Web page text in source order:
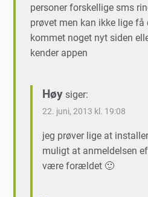
personer forskellige sms
prøvet men kan ikke lige få
kommet noget nyt siden
kender appen
Høy siger:
22. juni, 2013 kl. 19:08
jeg prøver lige at
muligt at anmeldelsen
være forældet 🙂